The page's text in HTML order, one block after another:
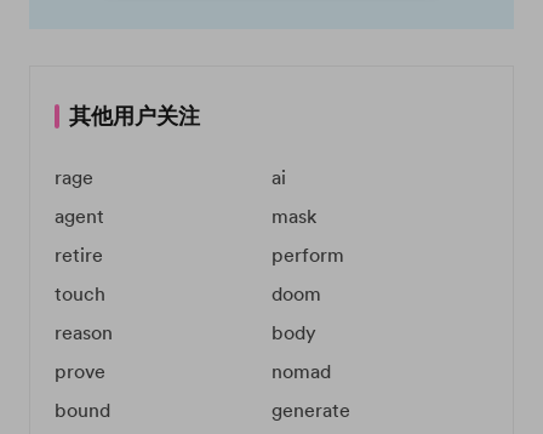
其他用户关注
rage
ai
agent
mask
retire
perform
touch
doom
reason
body
prove
nomad
bound
generate